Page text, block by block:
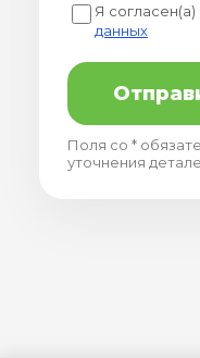
Я согласен(а)
данных
Поля со *
уточнения